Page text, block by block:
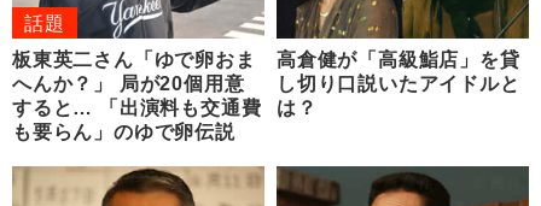
話題
板東英二さん「ゆで卵おま
へんか？」 局が20個用意
すると… 「出演料も交通費
も要らん」のゆで卵伝説
高倉健が「高級鮨店」を貸
し切り口説いたアイドルと
は？